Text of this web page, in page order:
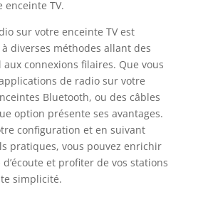
Pro optimisée pour une expérience
L’App Ultimea satisfait les amateurs de
à 4 préférences sonores distinctes:
Classique et Rock. Les réglages précis
dynamiques permettent
un son idéal pour une expérience
parfaitement équilibrée. Réglages
Bandes: Améliorez votre expérience
modes EQ prédéfinis - Film, Musique,
Jeu et Nuit. Pour un contrôle ultime,
fonction ''Personnaliser'' de l’App
d’ajuster précisément le son selon vos
votre environnement. Connexions
Cette barre de son Ultimea prend en
optique, AUX, Bluetooth 5.4 et
enceinte TV.
sur votre enceinte TV est
diverses méthodes allant des
aux connexions filaires. Que vous
de radio sur votre
Bluetooth, ou des câbles
option présente ses avantages.
configuration et en suivant
pratiques, vous pouvez enrichir
et profiter de vos stations
simplicité.